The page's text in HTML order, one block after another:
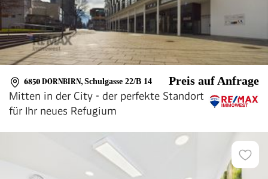
6850 DORNBIRN, Schulgasse 22/B 14 Preis auf Anfrage
Mitten in der City - der perfekte Standort
für Ihr neues Refugium